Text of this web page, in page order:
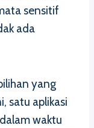
sensitif
ada
yang
satu aplikasi
waktu